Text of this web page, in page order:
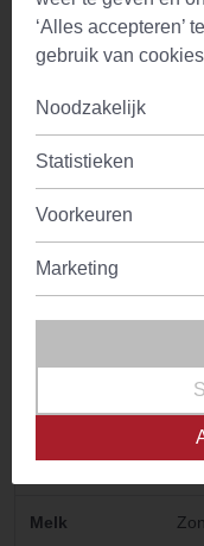
Temperatuur
water
Ingredienten
Kenmerken
Cafeine
Melk
‘Alles accepteren’
gebruik van
Noodzakelijk
Statistieken
Voorkeuren
Marketing